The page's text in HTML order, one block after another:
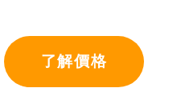
了解價格